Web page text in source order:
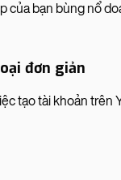
của bạn bùng nổ
đơn giản
tạo tài khoản